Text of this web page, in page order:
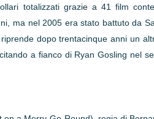
totalizzati grazie a 41 film
ma nel 2005 era stato battuto da
dopo trentacinque anni un
a fianco di Ryan Gosling nel